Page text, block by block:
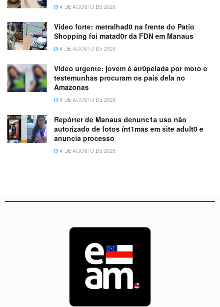
4 DE AGOSTO DE 2026
Vídeo forte: metralhad0 na frente do Patio
Shopping foi matad0r da FDN em Manaus
4 DE AGOSTO DE 2026
Vídeo urgente: jovem é atr0pelada por moto e
testemunhas procuram os pais dela no
Amazonas
6 DE AGOSTO DE 2026
Repórter de Manaus denunc1a uso não
autorizado de fotos ínt1mas em site adult0 e
anuncia processo
4 DE AGOSTO DE 2026